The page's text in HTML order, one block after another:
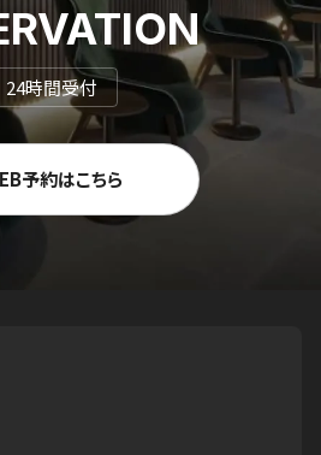
24時間受付
予約はこちら